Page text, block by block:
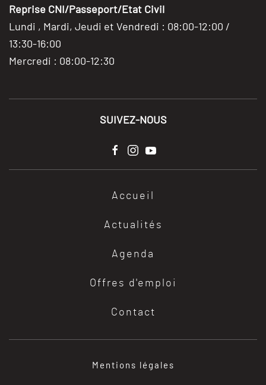
Reprise CNI/Passeport/Etat Civil
Lundi , Mardi, Jeudi et Vendredi : 08:00-12:00 /
13:30-16:00
Mercredi : 08:00-12:30
SUIVEZ-NOUS
Accueil
Actualités
Agenda
Offres d'emploi
Contact
Mentions légales